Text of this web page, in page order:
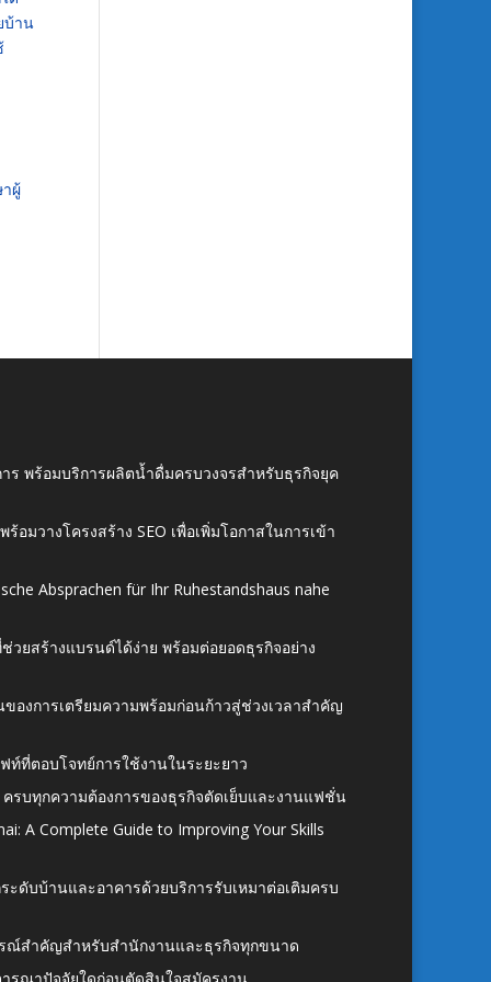
บ้าน
ผู้
ร พร้อมบริการผลิตน้ำดื่มครบวงจรสำหรับธุรกิจยุค
อมวางโครงสร้าง SEO เพื่อเพิ่มโอกาสในการเข้า
Absprachen für Ihr Ruhestandshaus nahe
วยสร้างแบรนด์ได้ง่าย พร้อมต่อยอดธุรกิจอย่าง
องการเตรียมความพร้อมก่อนก้าวสู่ช่วงเวลาสำคัญ
ท์ที่ตอบโจทย์การใช้งานในระยะยาว
รบทุกความต้องการของธุรกิจตัดเย็บและงานแฟชั่น
A Complete Guide to Improving Your Skills
ะดับบ้านและอาคารด้วยบริการรับเหมาต่อเติมครบ
ณ์สำคัญสำหรับสำนักงานและธุรกิจทุกขนาด
รณาปัจจัยใดก่อนตัดสินใจสมัครงาน